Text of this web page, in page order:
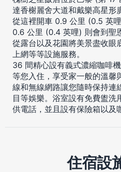
達香榭麗舍大道和戴樂高星形
從這裡開車 0.9 公里 (0.5 英
0.6 公里 (0.4 英哩) 則會到聖
從露台以及花園將美景盡收眼
上網等等設施服務。
36 間精心設有義式濃縮咖啡
等您入住，享受家一般的溫馨
線和無線網路讓您隨時保持連
目等娛樂。浴室設有免費盥洗
供電話，並且設有保險箱以及
住宿設